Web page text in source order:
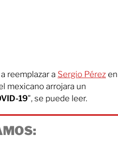
reemplazar a Sergio Pérez en
mexicano arrojara un
19", se puede leer.